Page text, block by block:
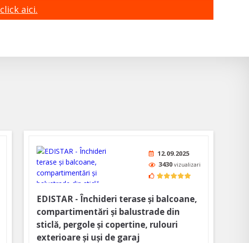
click aici.
12.09.2025
3430 vizualizari
EDISTAR - Închideri terase și balcoane,
compartimentări și balustrade din
sticlă, pergole și copertine, rulouri
exterioare și uși de garaj